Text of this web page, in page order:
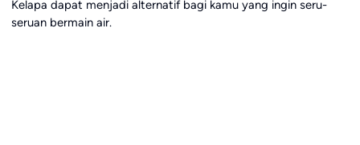
Kelapa dapat menjadi alternatif bagi kamu yang ingin seru-
seruan bermain air.